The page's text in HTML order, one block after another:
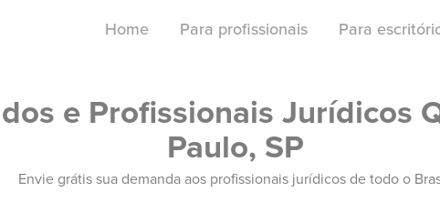
Home Para profissionais Para
e Profissionais Jurídicos
Paulo, SP
Envie grátis sua demanda aos profissionais jurídicos de todo o